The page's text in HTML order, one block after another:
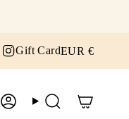
Instagram
Gift Card EUR €
AccountZoek